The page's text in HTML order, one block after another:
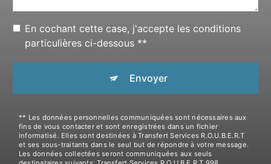
En cochant cette case, j'accepte les conditions
particulières ci-dessous **
Envoyer
** Les données personnelles communiquées sont nécessaires aux
fins de vous contacter et sont enregistrées dans un fichier
informatisé. Elles sont destinées à Transfert Services R.O.U.B.E.R.T
et ses sous-traitants dans le seul but de répondre à votre message.
Les données collectées seront communiquées aux seuls